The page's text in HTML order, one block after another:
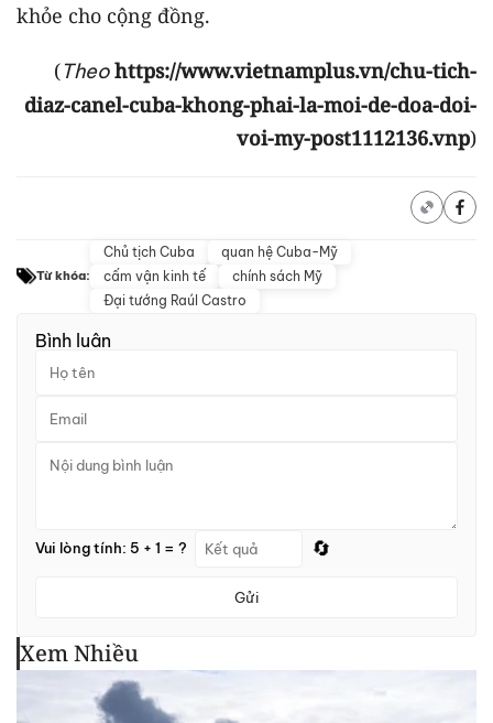
khỏe cho cộng đồng.
(Theohttps://www.vietnamplus.vn/chu-tich-
diaz-canel-cuba-khong-phai-la-moi-de-doa-doi-
voi-my-post1112136.vnp)
Từ khóa:
Chủ tịch Cuba
quan hệ Cuba-Mỹ
cấm vận kinh tế
chính sách Mỹ
Đại tướng Raúl Castro
Bình luận
Vui lòng tính: 5 + 1 = ? 🔄
Gửi
Xem Nhiều